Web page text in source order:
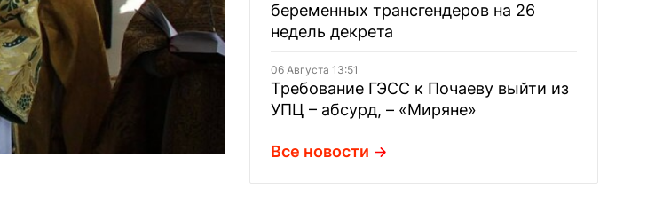
беременных трансгендеров на 26
недель декрета
06 Августа 13:51
Требование ГЭСС к Почаеву выйти из
УПЦ – абсурд, – «Миряне»
Все новости